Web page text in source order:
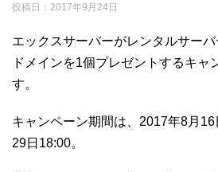
投稿日： 2017年9月24日
エックスサーバーがレンタルサー
ドメインを1個プレゼントするキャ
す。
キャンペーン期間は、2017年8月16
29日18:00。